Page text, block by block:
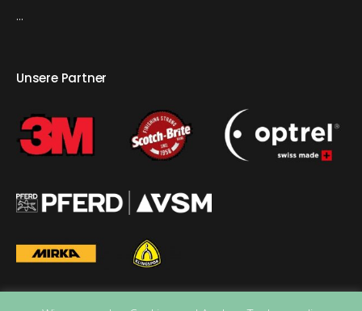
...
Unsere Partner